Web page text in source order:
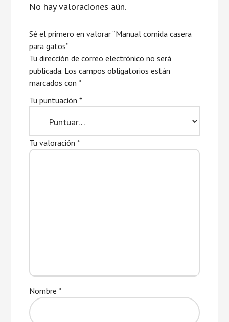
No hay valoraciones aún.
Sé el primero en valorar “Manual comida casera
para gatos”
Tu dirección de correo electrónico no será
publicada. Los campos obligatorios están
marcados con*
Tu puntuación*
Tu valoración*
Nombre*